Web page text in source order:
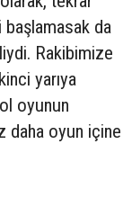
başlamasak da
Rakibimize
yarıya
oyunun
daha oyun içine